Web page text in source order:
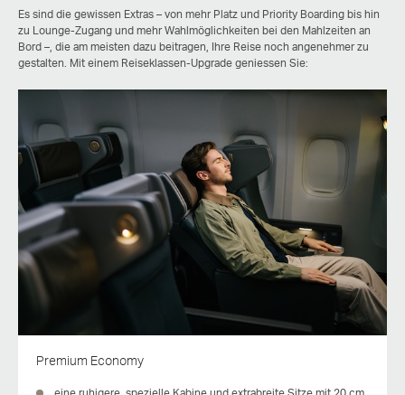
Es sind die gewissen Extras – von mehr Platz und Priority Boarding bis hin
zu Lounge-Zugang und mehr Wahlmöglichkeiten bei den Mahlzeiten an
Bord –, die am meisten dazu beitragen, Ihre Reise noch angenehmer zu
gestalten. Mit einem Reiseklassen-Upgrade geniessen Sie:
Premium Economy